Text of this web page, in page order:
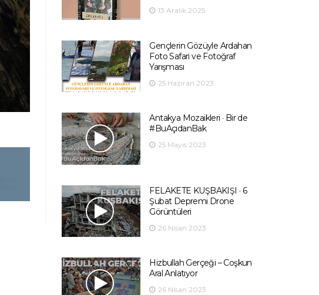
13 Aralık 2025
Gençlerin Gözüyle Ardahan
Foto Safari ve Fotoğraf
Yarışması
25 Haziran 2023
Antakya Mozaikleri · Bir de
#BuAçıdanBak
25 Mayıs 2023
FELAKETE KUŞBAKIŞI · 6
Şubat Depremi Drone
Görüntüleri
26 Nisan 2023
Hizbullah Gerçeği – Coşkun
Aral Anlatıyor
26 Nisan 2023